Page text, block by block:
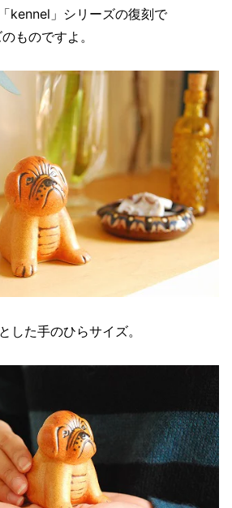
kennel」シリーズの復刻で
ものですよ。
した手のひらサイズ。